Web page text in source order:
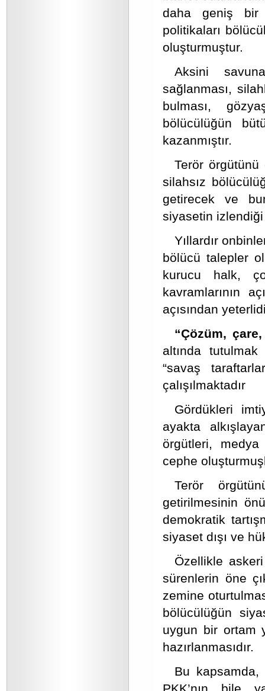
daha geniş bir
politikaları
oluşturmuştur.
Aksini
sağlanması,
bulması,
bölücülüğün
kazanmıştır.
Terör örgütünü
silahsız
getirecek ve
siyasetin izlendiği
Yıllardır
bölücü talepler
kurucu halk,
kavramlarının
açısından
“Çözüm, çare,
altında
“savaş
çalışılmaktadır
Gördükleri
ayakta
örgütleri,
cephe
Terör
getirilmesinin
demokratik
siyaset dışı ve
Özellikle
sürenlerin öne
zemine
bölücülüğün
uygun bir ortam
hazırlanmasıdır.
Bu kapsamda,